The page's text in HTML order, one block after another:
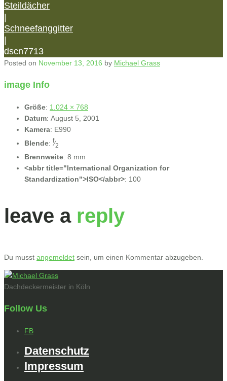
Steildächer
Schneefanggitter
dscn7713
Posted on November 13, 2016 by Michael Grass
image Info
Größe: 1.024 × 768
Datum: August 5, 2001
Kamera: E990
Blende: f⁄2
Brennweite: 8 mm
<abbr title="International Organization for
Standardization">ISO</abbr>: 100
leave a reply
Du musst angemeldet sein, um einen Kommentar abzugeben.
Dachdeckermeister in Köln
Follow Us
FB
Datenschutz
Impressum